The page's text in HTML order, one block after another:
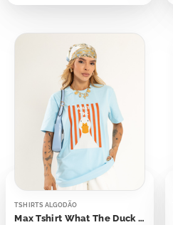
TSHIRTS ALGODÃO
Max Tshirt What The Duck Listras